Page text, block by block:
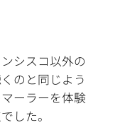
シスコ以外の
のと同じよう
ーラーを体験
した。